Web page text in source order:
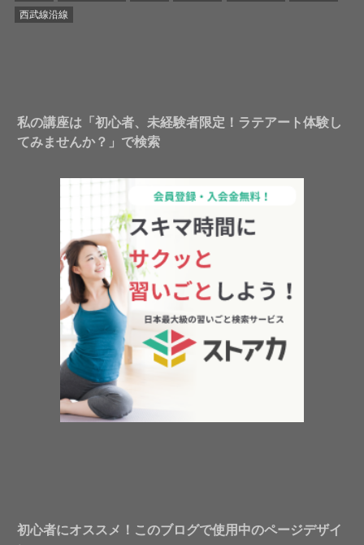
西武線沿線
私の講座は「初心者、未経験者限定！ラテアート体験し
てみませんか？」で検索
初心者にオススメ！このブログで使用中のページデザイ